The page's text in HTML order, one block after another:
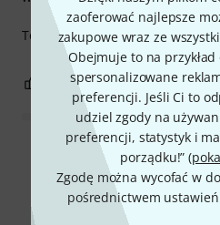
zaoferować najlepsze
zakupowe wraz ze
Obejmuje to na
spersonalizowane
preferencji. Jeśli Ci to
udziel zgody na
preferencji, statystyk i
porządku!” (
Zgodę można wycofać w
pośrednictwem
To dobry stołek, choć trochę
0 ZGŁOŚ